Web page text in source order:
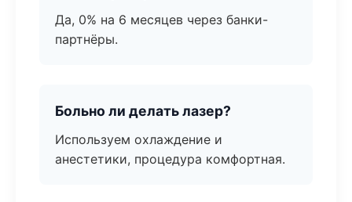
Да, 0% на 6 месяцев через банки-
партнёры.
Больно ли делать лазер?
Используем охлаждение и
анестетики, процедура комфортная.